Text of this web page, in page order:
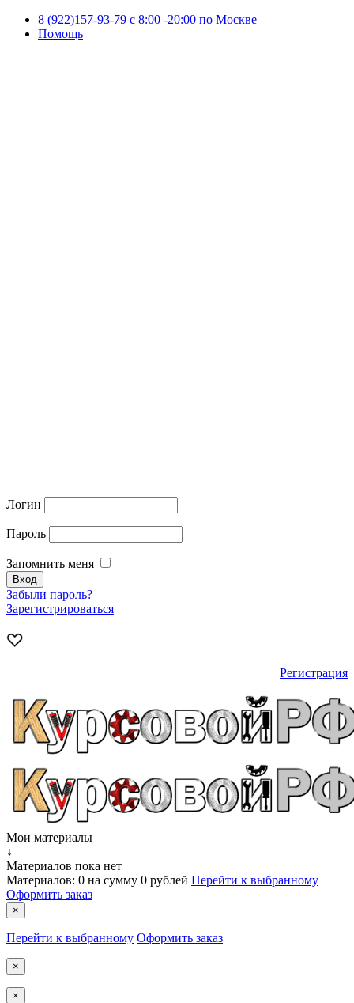
8 (922)157-93-79 c 8:00 -20:00 по Москве
Помощь
Логин
Пароль
Запомнить меня
Забыли пароль?
Зарегистрироваться
Регистрация
Мои материалы
↓
Материалов пока нет
Материалов: 0 на сумму 0 рублей Перейти к выбранному
Оформить заказ
×
Перейти к выбранному Оформить заказ
×
×